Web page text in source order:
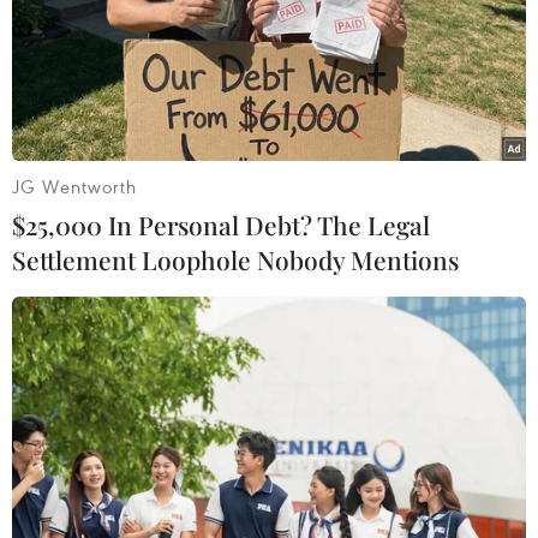
kỷ niệm
TIN LIÊN QUAN
JG Wentworth
$25,000 In Personal Debt? The Legal
Settlement Loophole Nobody Mentions